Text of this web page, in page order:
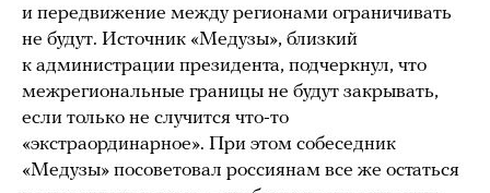
и передвижение между регионами ограничивать
не будут. Источник «Медузы», близкий
к администрации президента, подчеркнул, что
межрегиональные границы не будут закрывать,
если только не случится что-то
«экстраординарное». При этом собеседник
«Медузы» посоветовал россиянам все же остаться